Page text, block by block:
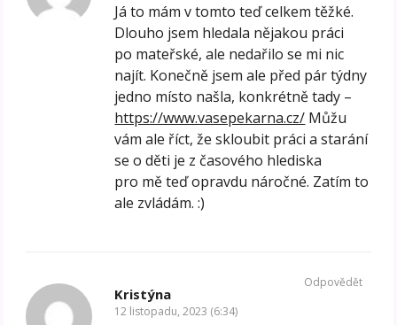
Já to mám v tomto teď celkem těžké.
Dlouho jsem hledala nějakou práci
po mateřské, ale nedařilo se mi nic
najít. Konečně jsem ale před pár týdny
jedno místo našla, konkrétně tady –
https://www.vasepekarna.cz/ Můžu
vám ale říct, že skloubit práci a starání
se o děti je z časového hlediska
pro mě teď opravdu náročné. Zatím to
ale zvládám. :)
Kristýna
12 listopadu, 2023 (6:34)
Odpovědět